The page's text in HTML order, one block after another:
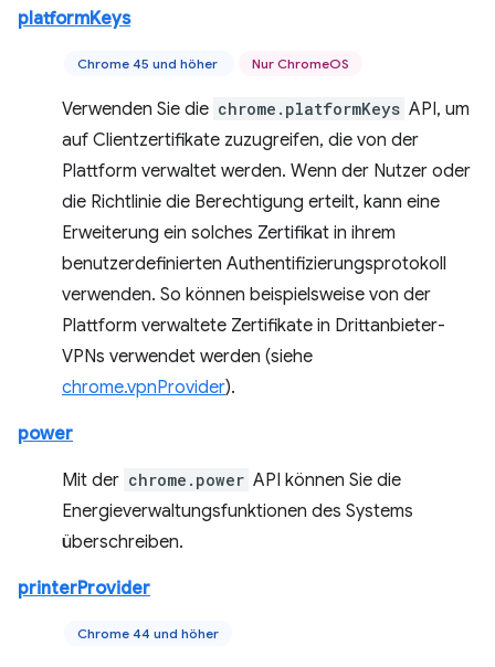
platformKeys
Chrome 45 und höher Nur ChromeOS
Verwenden Sie die chrome.platformKeys API, um
auf Clientzertifikate zuzugreifen, die von der
Plattform verwaltet werden. Wenn der Nutzer oder
die Richtlinie die Berechtigung erteilt, kann eine
Erweiterung ein solches Zertifikat in ihrem
benutzerdefinierten Authentifizierungsprotokoll
verwenden. So können beispielsweise von der
Plattform verwaltete Zertifikate in Drittanbieter-
VPNs verwendet werden (siehe
chrome.vpnProvider).
power
Mit der chrome.power API können Sie die
Energieverwaltungsfunktionen des Systems
überschreiben.
printerProvider
Chrome 44 und höher